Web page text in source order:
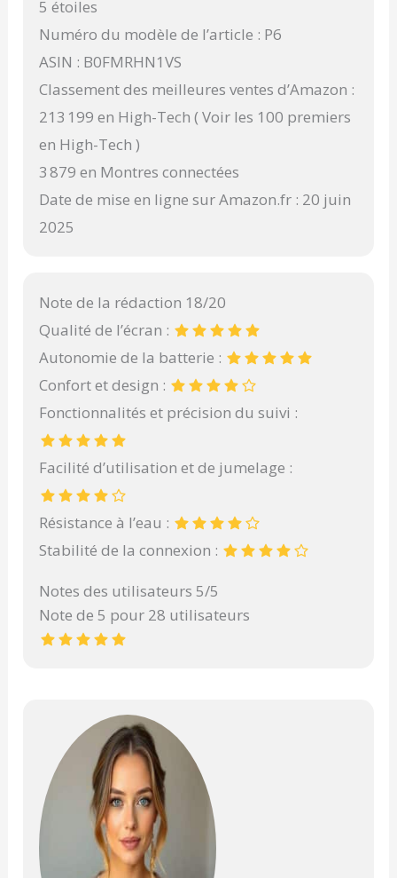
5 étoiles
Numéro du modèle de l’article : P6
ASIN : B0FMRHN1VS
Classement des meilleures ventes d’Amazon :
213 199 en High-Tech ( Voir les 100 premiers
en High-Tech )
3 879 en Montres connectées
Date de mise en ligne sur Amazon.fr : 20 juin
2025
Note de la rédaction 18/20
Qualité de l’écran :
Autonomie de la batterie :
Confort et design :
Fonctionnalités et précision du suivi :
Facilité d’utilisation et de jumelage :
Résistance à l’eau :
Stabilité de la connexion :
Notes des utilisateurs 5/5
Note de 5 pour 28 utilisateurs